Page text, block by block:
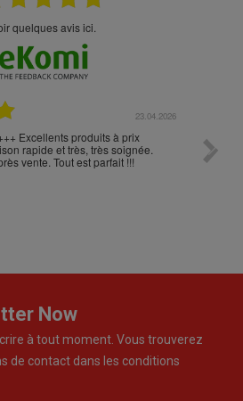
quelques avis ici.
23.04.2026
Excellents produits à prix
rapide et très, très soignée.
vente. Tout est parfait !!!
Now
à tout moment. Vous trouverez
de contact dans les conditions